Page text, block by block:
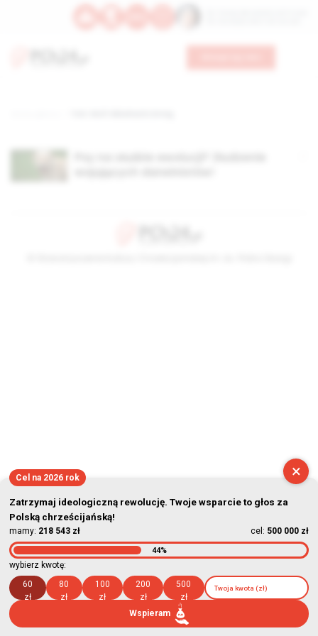
×
Cel na 2026 rok
Zatrzymaj ideologiczną rewolucję. Twoje wsparcie to głos za
Polską chrześcijańską!
mamy: 218 543 zł cel: 500 000 zł
44%
wybierz kwotę:
60
zł
80
zł
100
zł
200
zł
500
zł
Wspieram